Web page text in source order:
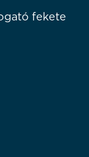
fekete